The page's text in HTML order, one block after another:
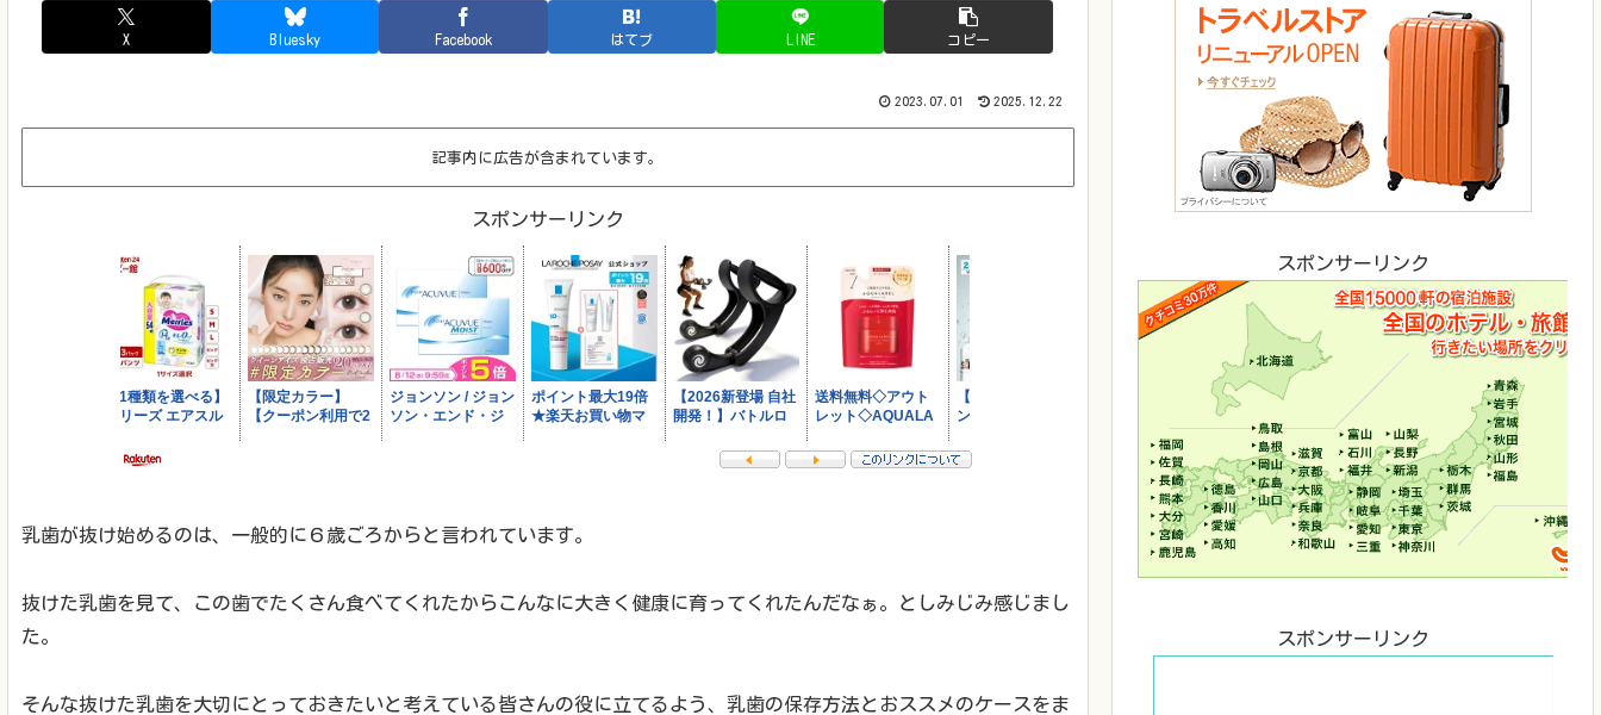
X Bluesky Facebook はてブ LINE コピー
2023.07.01 2025.12.22
記事内に広告が含まれています。
スポンサーリンク
乳歯が抜け始めるのは、一般的に６歳ごろからと言われています。
抜けた乳歯を見て、この歯でたくさん食べてくれたからこんなに大きく健康に育ってくれたんだなぁ。としみじみ感じまし
た。
そんな抜けた乳歯を大切にとっておきたいと考えている皆さんの役に立てるよう、乳歯の保存方法とおススメのケースをま
スポンサーリンク
スポンサーリンク